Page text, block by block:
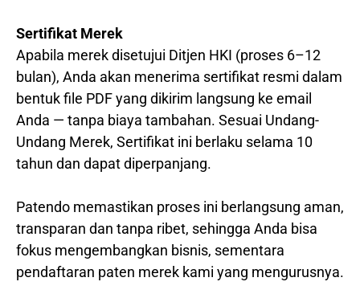
Sertifikat Merek
Apabila merek disetujui Ditjen HKI (proses 6–12
bulan), Anda akan menerima sertifikat resmi dalam
bentuk file PDF yang dikirim langsung ke email
Anda — tanpa biaya tambahan. Sesuai Undang-
Undang Merek, Sertifikat ini berlaku selama 10
tahun dan dapat diperpanjang.
Patendo memastikan proses ini berlangsung aman,
transparan dan tanpa ribet, sehingga Anda bisa
fokus mengembangkan bisnis, sementara
pendaftaran paten merek kami yang mengurusnya.